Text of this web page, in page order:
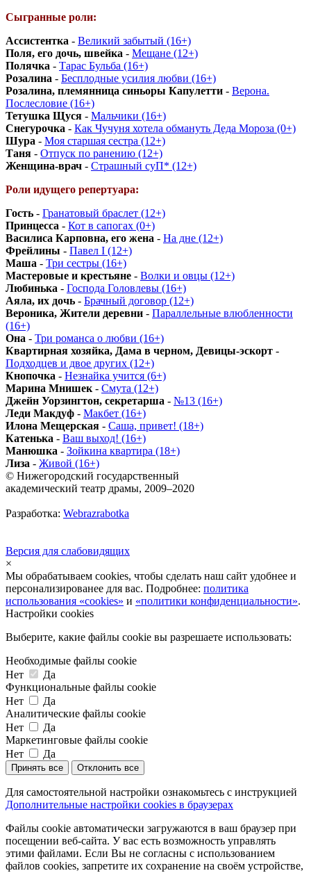
Сыгранные роли:
Ассистентка - Великий забытый (16+)
Поля, его дочь, швейка - Мещане (12+)
Полячка - Тарас Бульба (16+)
Розалина - Бесплодные усилия любви (16+)
Розалина, племянница синьоры Капулетти - Верона.
Послесловие (16+)
Тетушка Щуся - Мальчики (16+)
Снегурочка - Как Чучуня хотела обмануть Деда Мороза (0+)
Шура - Моя старшая сестра (12+)
Таня - Отпуск по ранению (12+)
Женщина-врач - Страшный суП* (12+)
Роли идущего репертуара:
Гость - Гранатовый браслет (12+)
Принцесса - Кот в сапогах (0+)
Василиса Карповна, его жена - На дне (12+)
Фрейлины - Павел I (12+)
Маша - Три сестры (16+)
Мастеровые и крестьяне - Волки и овцы (12+)
Любинька - Господа Головлевы (16+)
Аяла, их дочь - Брачный договор (12+)
Вероника, Жители деревни - Параллельные влюбленности
(16+)
Она - Три романса о любви (16+)
Квартирная хозяйка, Дама в черном, Девицы-эскорт -
Подходцев и двое других (12+)
Кнопочка - Незнайка учится (6+)
Марина Мнишек - Смута (12+)
Джейн Уорзингтон, секретарша - №13 (16+)
Леди Макдуф - Макбет (16+)
Илона Мещерская - Саша, привет! (18+)
Катенька - Ваш выход! (16+)
Манюшка - Зойкина квартира (18+)
Лиза - Живой (16+)
© Нижегородский государственный
академический театр драмы, 2009–2020
Разработка: Webrazrabotka
Версия для слабовидящих
×
Мы обрабатываем cookies, чтобы сделать наш сайт удобнее и
персонализированее для вас. Подробнее: политика
использования «cookies» и «политики конфиденциальности».
Настройки cookies
Выберите, какие файлы cookie вы разрешаете использовать:
Необходимые файлы cookie
Нет
Да
Функциональные файлы cookie
Нет
Да
Аналитические файлы cookie
Нет
Да
Маркетинговые файлы cookie
Нет
Да
Принять все Отклонить все
Для самостоятельной настройки ознакомьтесь с инструкцией
Дополнительные настройки cookies в браузерах
Файлы cookie автоматически загружаются в ваш браузер при
посещении веб-сайта. У вас есть возможность управлять
этими файлами. Если Вы не согласны с использованием
файлов cookies, запретите их сохранение на своём устройстве,